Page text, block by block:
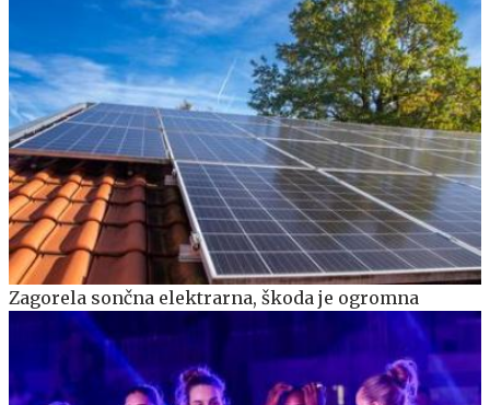
Zagorela sončna elektrarna, škoda je ogromna